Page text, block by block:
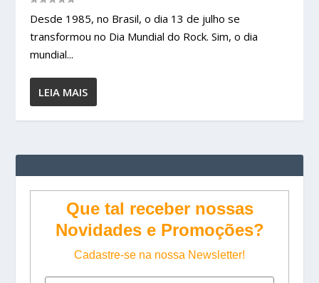
Desde 1985, no Brasil, o dia 13 de julho se
transformou no Dia Mundial do Rock. Sim, o dia
mundial...
LEIA MAIS
Que tal receber nossas
Novidades e Promoções?
Cadastre-se na nossa Newsletter!